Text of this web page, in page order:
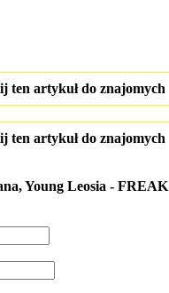
ten artykuł do znajomych
ten artykuł do znajomych
Young Leosia - FREAK